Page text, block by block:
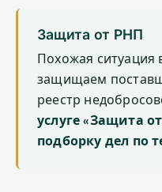
Защита от РНП
Похожая
защищаем
реестр
услуге «Защита
подборку дел по